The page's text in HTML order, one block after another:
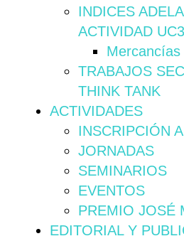
INDICES
ACTIVIDAD UC3
Mercancías
TRABAJOS
THINK TANK
ACTIVIDADES
INSCRIPCIÓN
JORNADAS
SEMINARIOS
EVENTOS
PREMIO JOSÉ
EDITORIAL Y